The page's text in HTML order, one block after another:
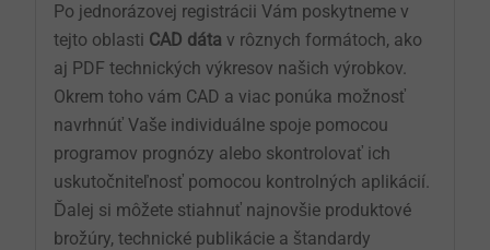
Po jednorázovej registrácii Vám poskytneme v
tejto oblasti CAD dáta v rôznych formátoch, ako
aj PDF technických výkresov našich výrobkov.
Okrem toho vám CAD a viac ponúka možnosť
navrhnúť Vaše individuálne spoje pomocou
programov prognózy alebo skontrolovať ich
uskutočniteľnosť pomocou kontrolných aplikácií.
Ďalej si môžete stiahnuť najnovšie produktové
brožúry, technické publikácie a štandardy